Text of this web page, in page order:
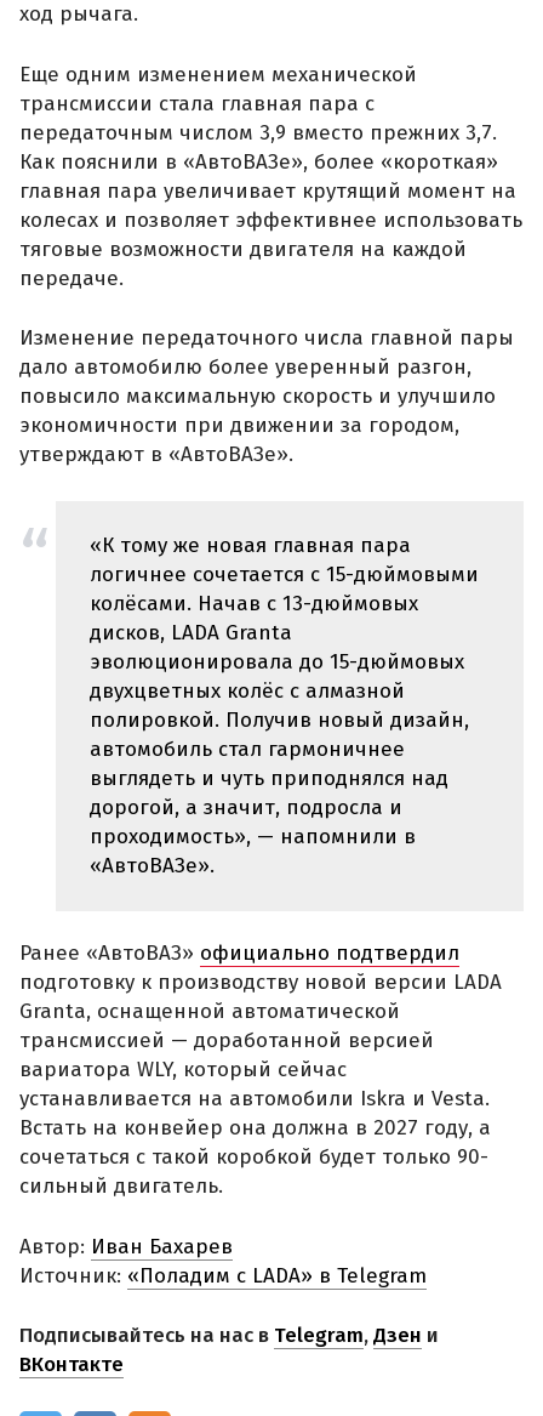
ход рычага.
Еще одним изменением механической
трансмиссии стала главная пара с
передаточным числом 3,9 вместо прежних 3,7.
Как пояснили в «АвтоВАЗе», более «короткая»
главная пара увеличивает крутящий момент на
колесах и позволяет эффективнее использовать
тяговые возможности двигателя на каждой
передаче.
Изменение передаточного числа главной пары
дало автомобилю более уверенный разгон,
повысило максимальную скорость и улучшило
экономичности при движении за городом,
утверждают в «АвтоВАЗе».
«К тому же новая главная пара
логичнее сочетается с 15-дюймовыми
колёсами. Начав с 13-дюймовых
дисков, LADA Granta
эволюционировала до 15-дюймовых
двухцветных колёс с алмазной
полировкой. Получив новый дизайн,
автомобиль стал гармоничнее
выглядеть и чуть приподнялся над
дорогой, а значит, подросла и
проходимость», — напомнили в
«АвтоВАЗе».
Ранее «АвтоВАЗ» официально подтвердил
подготовку к производству новой версии LADA
Granta, оснащенной автоматической
трансмиссией — доработанной версией
вариатора WLY, который сейчас
устанавливается на автомобили Iskra и Vesta.
Встать на конвейер она должна в 2027 году, а
сочетаться с такой коробкой будет только 90-
сильный двигатель.
Автор: Иван Бахарев
Источник: «Поладим с LADA» в Telegram
Подписывайтесь на нас в Telegram,Дзен и
ВКонтакте